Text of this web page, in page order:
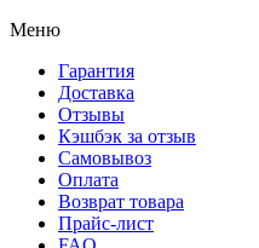
Меню
Гарантия
Доставка
Отзывы
Кэшбэк за отзыв
Самовывоз
Оплата
Возврат товара
Прайс-лист